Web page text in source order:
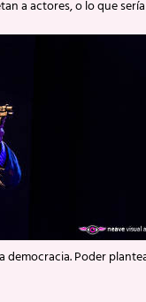
a actores, o lo que
democracia. Poder